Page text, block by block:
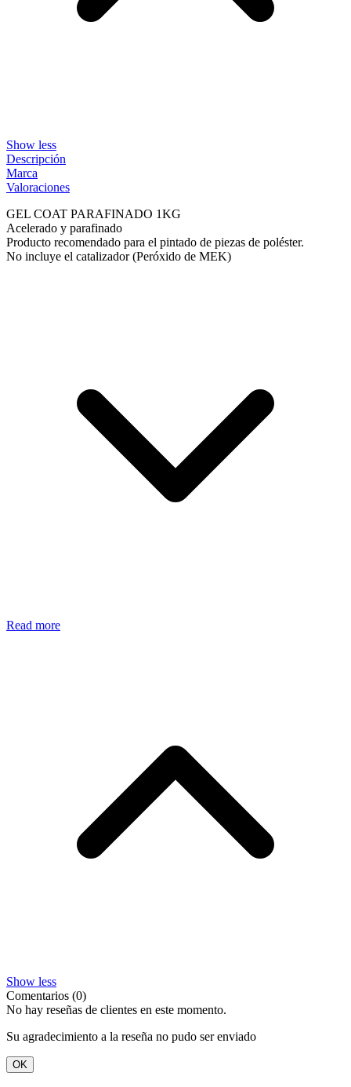
Show less
Descripción
Marca
Valoraciones
GEL COAT PARAFINADO 1KG
Acelerado y parafinado
Producto recomendado para el pintado de piezas de poléster.
No incluye el catalizador (Peróxido de MEK)
Read more
Show less
Comentarios (0)
No hay reseñas de clientes en este momento.
Su agradecimiento a la reseña no pudo ser enviado
OK